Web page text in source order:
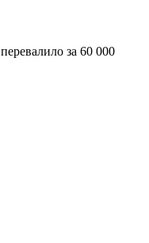
за 60 000